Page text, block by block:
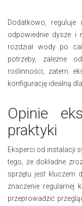
Dodatkowo, reguluje
odpowiednie dysze i
rozdział wody po
potrzeby, zależne
roślinności, zatem
konfigurację idealną
Opinie
praktyki
Eksperci od instalacji
tego, że dokładne
sprzętu jest kluczem
znaczenie
przeprowadzić